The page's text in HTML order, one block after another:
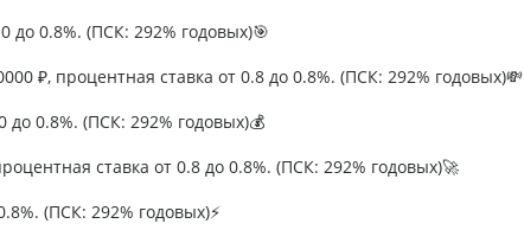
до 0.8%. (ПСК: 292% годовых)🎯
₽, процентная ставка от 0.8 до 0.8%. (ПСК: 292% годовых)💸
до 0.8%. (ПСК: 292% годовых)💰
ставка от 0.8 до 0.8%. (ПСК: 292% годовых)🚀
(ПСК: 292% годовых)⚡